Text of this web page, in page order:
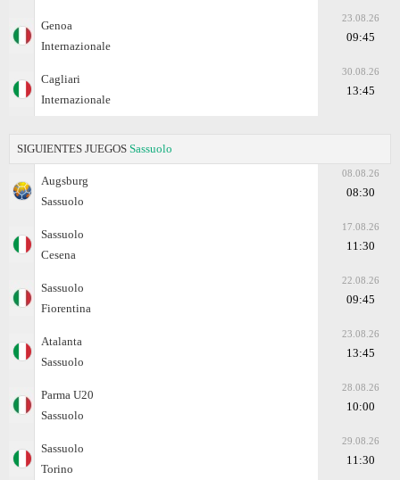
Genoa
Internazionale
23.08.26
09:45
Cagliari
Internazionale
30.08.26
13:45
SIGUIENTES JUEGOS Sassuolo
Augsburg
Sassuolo
08.08.26
08:30
Sassuolo
Cesena
17.08.26
11:30
Sassuolo
Fiorentina
22.08.26
09:45
Atalanta
Sassuolo
23.08.26
13:45
Parma U20
Sassuolo
28.08.26
10:00
Sassuolo
Torino
29.08.26
11:30